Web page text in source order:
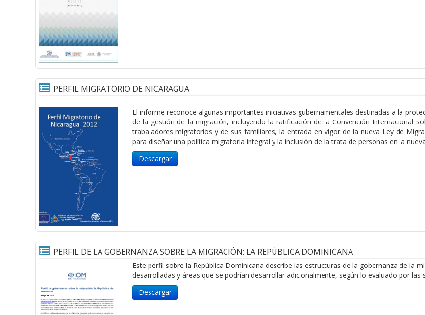
PERFIL MIGRATORIO DE NICARAGUA
El informe reconoce algunas importantes iniciativas gubernamentales destinadas a la
de la gestión de la migración, incluyendo la ratificación de la Convención Internacional
trabajadores migratorios y de sus familiares, la entrada en vigor de la nueva Ley de
para diseñar una política migratoria integral y la inclusión de la trata de personas en la
Descargar
PERFIL DE LA GOBERNANZA SOBRE LA MIGRACIÓN: LA REPÚBLICA DOMINICANA
Este perfil sobre la República Dominicana describe las estructuras de la gobernanza de la
desarrolladas y áreas que se podrían desarrollar adicionalmente, según lo evaluado por las
Descargar